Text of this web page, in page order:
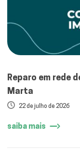
Reparo em rede
Marta
22 de julho de 2026
saiba mais